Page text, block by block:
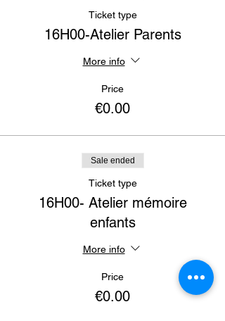
Ticket type
16H00-Atelier Parents
More info
Price
€0.00
Sale ended
Ticket type
16H00- Atelier mémoire
enfants
More info
Price
€0.00